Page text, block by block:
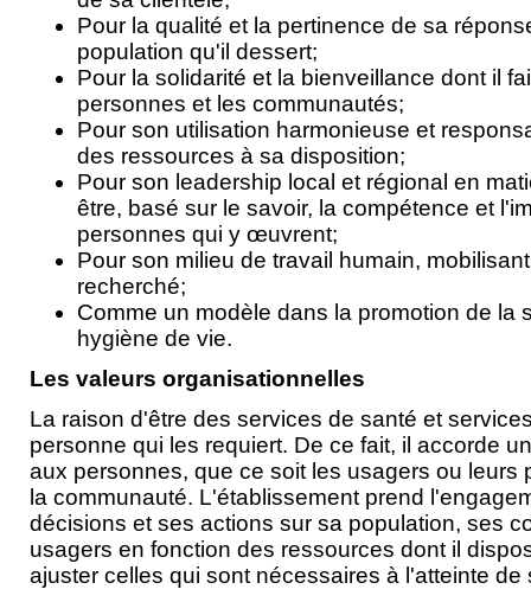
Pour la qualité et la pertinence de sa
population qu'il dessert;
Pour la solidarité et la bienveillance dont il
personnes et les communautés;
Pour son utilisation harmonieuse et
des ressources à sa disposition;
Pour son leadership local et régional en
être, basé sur le savoir, la compétence et
personnes qui y œuvrent;
Pour son milieu de travail humain,
recherché;
Comme un modèle dans la promotion de la
hygiène de vie.
Les valeurs organisationnelles
La raison d'être des services de santé et
personne qui les requiert. De ce fait, il accorde
aux personnes, que ce soit les usagers ou leurs
la communauté. L'établissement prend
décisions et ses actions sur sa population, ses
usagers en fonction des ressources dont il
ajuster celles qui sont nécessaires à l'atteinte de